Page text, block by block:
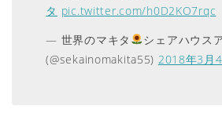
タ pic.twitter.com/h0D2KO7rqc
— 世界のマキタ
シェアハウス
(@sekainomakita55) 2018年3月